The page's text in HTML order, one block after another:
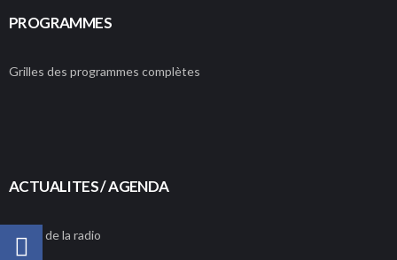
PROGRAMMES
Grilles des programmes complètes
ACTUALITES / AGENDA
Actus de la radio